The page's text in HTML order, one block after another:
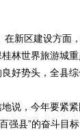
新区建设方面
林世界旅游城
好势头，全县
，今年要紧紧
强县”的奋斗目